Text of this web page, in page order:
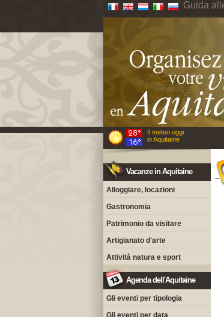
Guida
Il meteo oggi
in Aquitaine
Vacanze in Aquitaine
Alloggiare, locazioni
Gastronomia
Patrimonio da visitare
Artigianato d'arte
Attività natura e sport
Agenda dell'Aquitaine
Gli eventi per tipologia
Gli eventi per data